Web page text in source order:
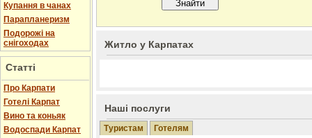
Купання в чанах
Парапланеризм
Подорожі на
снігоходах
Статті
Про Карпати
Готелі Карпат
Вино та коньяк
Водоспади Карпат
Житло у Карпатах
Наші послуги
Туристам Готелям